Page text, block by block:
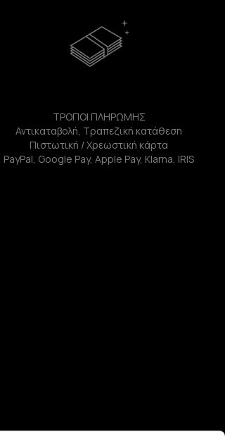
ΤΡΟΠΟΙ ΠΛΗΡΩΜΗΣ
Αντικαταβολή, Τραπεζική κατάθεση
Πιστωτική / Χρεωστική κάρτα
PayPal, Google Pay, Apple Pay, Klarna, IRIS